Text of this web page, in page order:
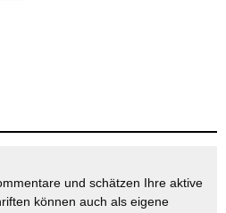
und schätzen Ihre aktive
können auch als eigene